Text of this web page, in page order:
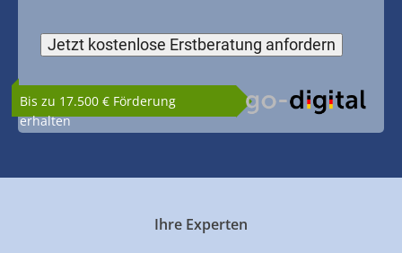
Bis zu 17.500 € Förderung
erhalten
Ihre Experten